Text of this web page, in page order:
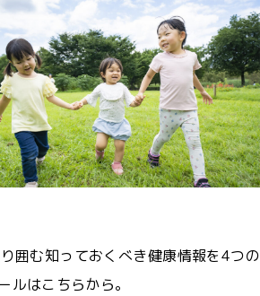
囲む知っておくべき健康情報を4つの
はこちらから。